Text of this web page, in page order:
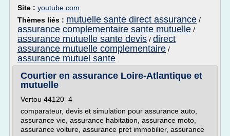
Site : youtube.com
Thèmes liés : mutuelle sante direct assurance /
assurance complementaire sante mutuelle /
assurance mutuelle sante devis / direct
assurance mutuelle complementaire /
assurance mutuel sante
Courtier en assurance Loire-Atlantique et
mutuelle
Vertou 44120 4
comparateur, devis et simulation pour assurance auto,
assurance vie, assurance habitation, assurance moto,
assurance voiture, assurance pret immobilier, assurance